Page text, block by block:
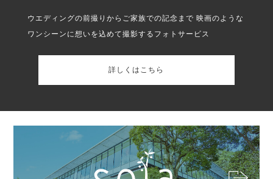
ウエディングの前撮りからご家族での記念まで 映画のような
ワンシーンに想いを込めて撮影するフォトサービス
詳しくはこちら